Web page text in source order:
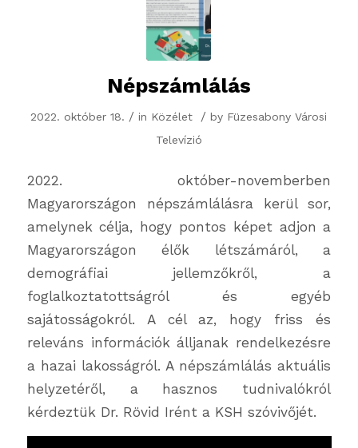
Népszámlálás
2022. október 18. / in Közélet / by Füzesabony Városi
Televízió
2022. október-novemberben
Magyarországon népszámlálásra kerül sor,
amelynek célja, hogy pontos képet adjon a
Magyarországon élők létszámáról, a
demográfiai jellemzőkről, a
foglalkoztatottságról és egyéb
sajátosságokról. A cél az, hogy friss és
releváns információk álljanak rendelkezésre
a hazai lakosságról. A népszámlálás aktuális
helyzetéről, a hasznos tudnivalókról
kérdeztük Dr. Rövid Irént a KSH szóvivőjét.